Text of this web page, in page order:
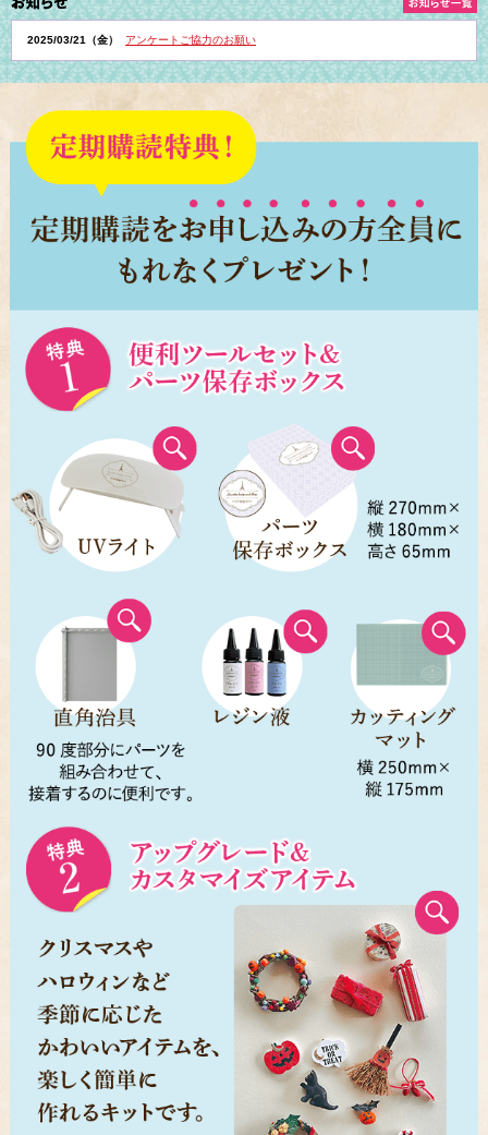
2025/03/21（金） アンケートご協力のお願い